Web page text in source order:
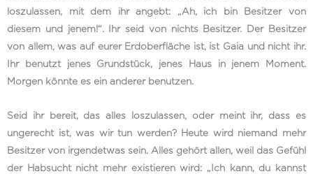
loszulassen, mit dem ihr angebt: „Ah, ich bin Besitzer von
diesem und jenem!“. Ihr seid von nichts Besitzer. Der Besitzer
von allem, was auf eurer Erdoberfläche ist, ist Gaia und nicht ihr.
Ihr benutzt jenes Grundstück, jenes Haus in jenem Moment.
Morgen könnte es ein anderer benutzen.
Seid ihr bereit, das alles loszulassen, oder meint ihr, dass es
ungerecht ist, was wir tun werden? Heute wird niemand mehr
Besitzer von irgendetwas sein. Alles gehört allen, weil das Gefühl
der Habsucht nicht mehr existieren wird: „Ich kann, du kannst